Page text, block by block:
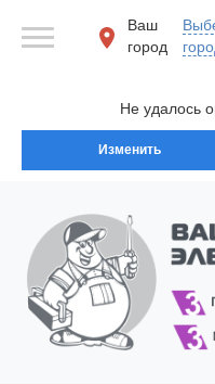
Не удалось
Изменить
Ваш
город